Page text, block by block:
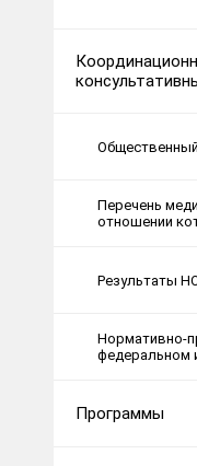
Перечень
отношении
Результаты
Нормативно-
федеральном
Программы